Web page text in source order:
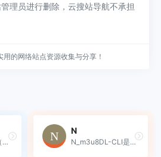
理员进行删除，云搜站导航不承担
的网络站点资源收集与分享！
Xget 是由 Xi Xu （xixu‑me）...
N
N_m3u8DL-CLI是一款用于下载m...